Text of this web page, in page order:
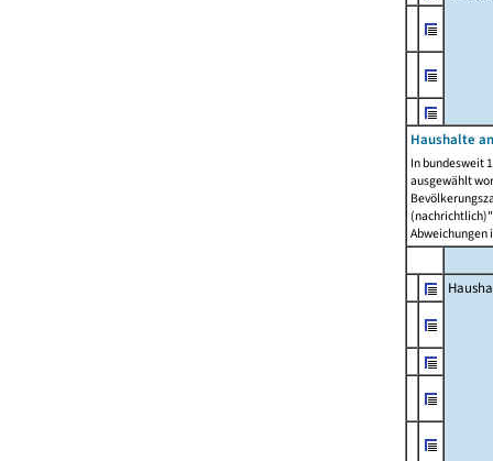
Haushalte
In bundesweit
ausgewählt
Abweichungen